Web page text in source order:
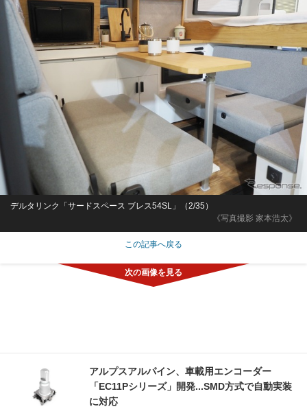
《写真撮影 家本浩太》
デルタリンク「サードスペース ブレス54SL」（2/35）
この記事へ戻る
アルプスアルパイン、車載用エンコーダー
「EC11Pシリーズ」開発...SMD方式で自動実装
に対応